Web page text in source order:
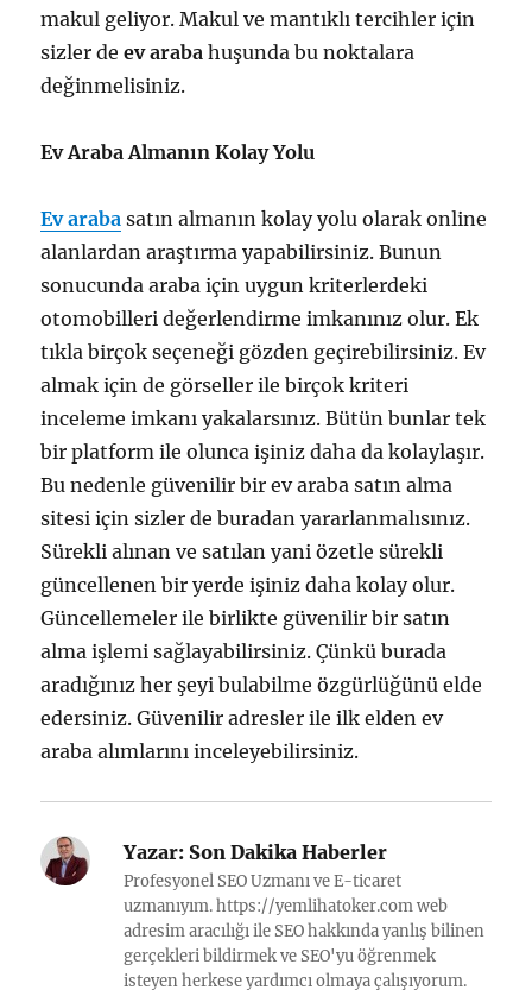
makul geliyor. Makul ve mantıklı tercihler için
sizler deev araba huşunda bu noktalara
değinmelisiniz.
Ev Araba Almanın Kolay Yolu
Ev araba satın almanın kolay yolu olarak online
alanlardan araştırma yapabilirsiniz. Bunun
sonucunda araba için uygun kriterlerdeki
otomobilleri değerlendirme imkanınız olur. Ek
tıkla birçok seçeneği gözden geçirebilirsiniz. Ev
almak için de görseller ile birçok kriteri
inceleme imkanı yakalarsınız. Bütün bunlar tek
bir platform ile olunca işiniz daha da kolaylaşır.
Bu nedenle güvenilir bir ev araba satın alma
sitesi için sizler de buradan yararlanmalısınız.
Sürekli alınan ve satılan yani özetle sürekli
güncellenen bir yerde işiniz daha kolay olur.
Güncellemeler ile birlikte güvenilir bir satın
alma işlemi sağlayabilirsiniz. Çünkü burada
aradığınız her şeyi bulabilme özgürlüğünü elde
edersiniz. Güvenilir adresler ile ilk elden ev
araba alımlarını inceleyebilirsiniz.
Yazar: Son Dakika Haberler
Profesyonel SEO Uzmanı ve E-ticaret
uzmanıyım. https://yemlihatoker.com web
adresim aracılığı ile SEO hakkında yanlış bilinen
gerçekleri bildirmek ve SEO'yu öğrenmek
isteyen herkese yardımcı olmaya çalışıyorum.